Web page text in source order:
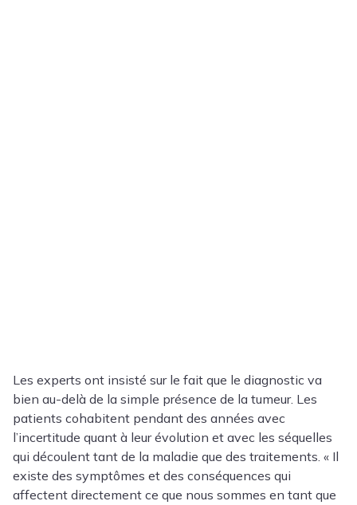
Les experts ont insisté sur le fait que le diagnostic va
bien au-delà de la simple présence de la tumeur. Les
patients cohabitent pendant des années avec
l’incertitude quant à leur évolution et avec les séquelles
qui découlent tant de la maladie que des traitements. « Il
existe des symptômes et des conséquences qui
affectent directement ce que nous sommes en tant que